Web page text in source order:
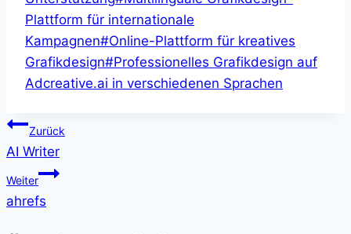
Plattform für internationale
Kampagnen#Online-Plattform für kreatives
Grafikdesign#Professionelles Grafikdesign auf
Adcreative.ai in verschiedenen Sprachen
Beitragsnavigation
Zurück
AI Writer
Weiter
ahrefs